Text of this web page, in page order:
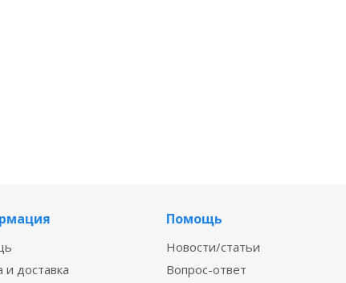
и доставка
Помощь
Новости/статьи
Вопрос-ответ